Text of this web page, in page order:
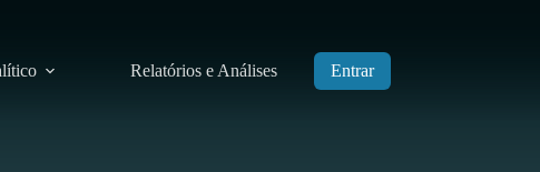
Relatórios e Análises Entrar